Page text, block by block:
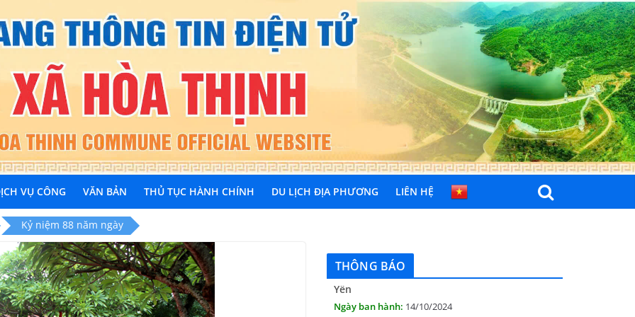
VỤ CÔNG VĂN BẢN THỦ TỤC HÀNH CHÍNH DU LỊCH ĐỊA PHƯƠNG LIÊN HỆ
Kỷ niệm 88 năm ngày
THÔNG BÁO
14/10/2024
Quyết định công bố nhóm thủ tục hành